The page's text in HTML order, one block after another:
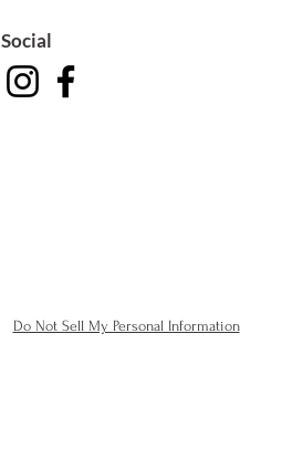
Social
Do Not Sell My Personal Information